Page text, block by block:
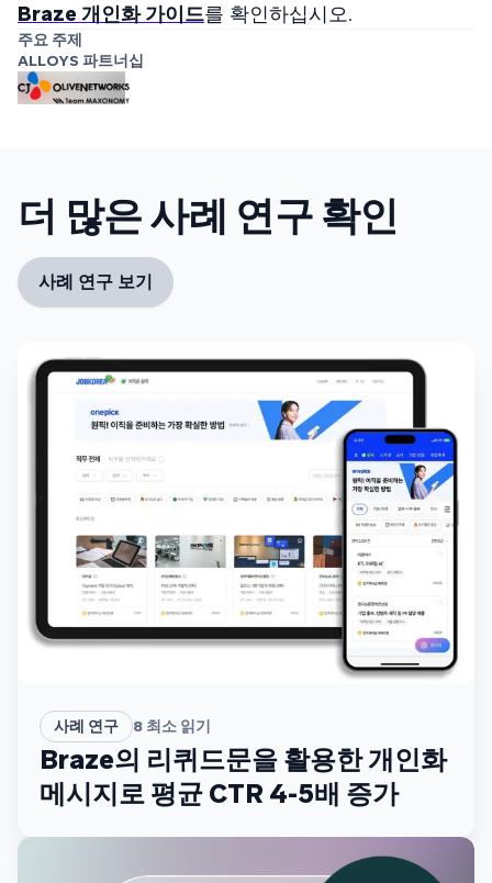
Braze 개인화 가이드를 확인하십시오.
주요 주제
ALLOYS 파트너십
더 많은 사례 연구 확인
사례 연구 보기
사례 연구 8 최소 읽기
Braze의 리퀴드문을 활용한 개인화
메시지로 평균 CTR 4-5배 증가